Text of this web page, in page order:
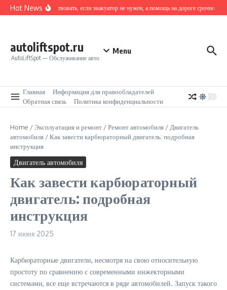
Перейти к содержанию
Hot NewsКак действовать, если эвакуатор не нужен, а помощь на дороге срочно
autoliftspot.ru
AutoLiftSpot — Обслуживание авто
Menu
Главная
Информация для правообладателей
Обратная связь
Политика конфиденциальности
Home /Эксплуатация и ремонт /Ремонт автомобиля / Двигатель
автомобиля /Как завести карбюраторный двигатель: подробная
инструкция
Двигатель автомобиля
Как завести карбюраторный
двигатель: подробная
инструкция
17 июня 2025
Карбюраторные двигатели, несмотря на свою относительную
простоту по сравнению с современными инжекторными
системами, все еще встречаются в ряде автомобилей. Запуск такого